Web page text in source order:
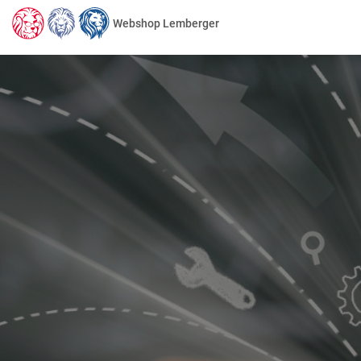
Webshop Lemberger